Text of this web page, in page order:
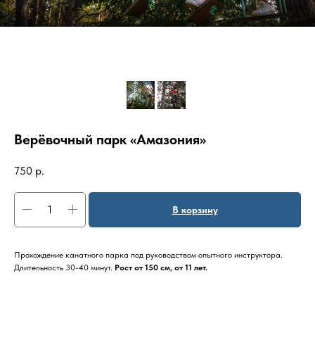
Верёвочный парк «Амазония»
750 р.
В корзину
Прохождение канатного парка под руководством опытного инструктора.
Длительность 30-40 минут. Рост от 150 см, от 11 лет.